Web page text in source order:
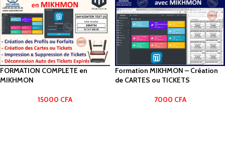
FORMATION COMPLETE en
MIKHMON
15000 CFA
Formation MIKHMON – Création
de CARTES ou TICKETS
7000 CFA